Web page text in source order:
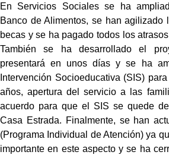
En Servicios Sociales se ha
Banco de Alimentos, se han agilizado
becas y se ha pagado todos los
También se ha desarrollado el
presentará en unos días y se ha
Intervención Socioeducativa (SIS)
años, apertura del servicio a las
acuerdo para que el SIS se quede
Casa Estrada. Finalmente, se han
(Programa Individual de Atención) ya
importante en este aspecto y se ha